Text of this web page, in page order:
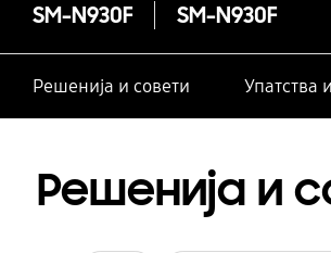
SM-N930F SM-N930F
Решенија и совети Упатства
Решенија и